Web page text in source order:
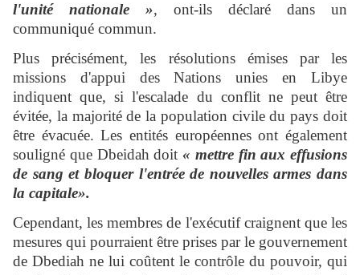
l'unité nationale », ont-ils déclaré dans un
communiqué commun.
Plus précisément, les résolutions émises par les
missions d'appui des Nations unies en Libye
indiquent que, si l'escalade du conflit ne peut être
évitée, la majorité de la population civile du pays doit
être évacuée. Les entités européennes ont également
souligné que Dbeidah doit « mettre fin aux effusions
de sang et bloquer l'entrée de nouvelles armes dans
la capitale».
Cependant, les membres de l'exécutif craignent que les
mesures qui pourraient être prises par le gouvernement
de Dbediah ne lui coûtent le contrôle du pouvoir, qui